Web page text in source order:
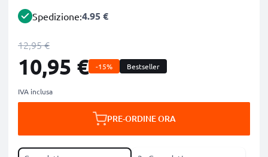
Spedizione:4.95 €
12,95 €
10,95 € -15% Bestseller
IVA inclusa
PRE-ORDINE ORA